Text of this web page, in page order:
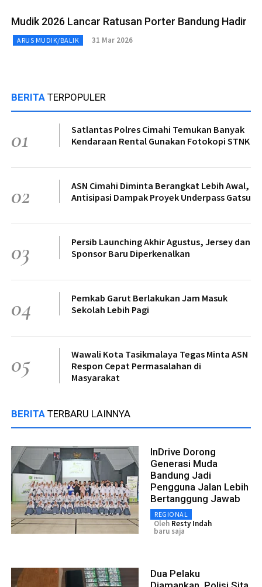
Mudik 2026 Lancar Ratusan Porter Bandung Hadir
ARUS MUDIK/BALIK 31 Mar 2026
BERITA TERPOPULER
01
Satlantas Polres Cimahi Temukan Banyak
Kendaraan Rental Gunakan Fotokopi STNK
02
ASN Cimahi Diminta Berangkat Lebih Awal,
Antisipasi Dampak Proyek Underpass Gatsu
03
Persib Launching Akhir Agustus, Jersey dan
Sponsor Baru Diperkenalkan
04
Pemkab Garut Berlakukan Jam Masuk
Sekolah Lebih Pagi
05
Wawali Kota Tasikmalaya Tegas Minta ASN
Respon Cepat Permasalahan di
Masyarakat
BERITA TERBARU LAINNYA
InDrive Dorong
Generasi Muda
Bandung Jadi
Pengguna Jalan Lebih
Bertanggung Jawab
REGIONAL
Oleh Resty Indah
baru saja
Dua Pelaku